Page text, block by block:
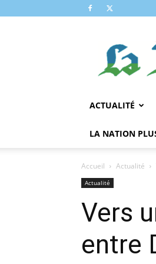
ACTUALITÉ
LA NATION
Accueil Actualité
Actualité
Vers
entre